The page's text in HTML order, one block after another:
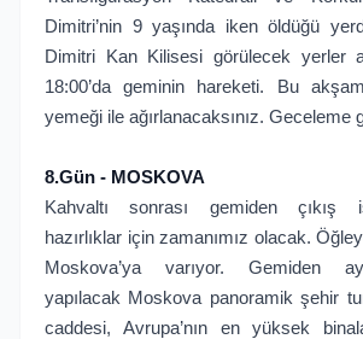
Dimitri’nin 9 yaşında iken öldüğü
Dimitri Kan Kilisesi görülecek yerler
18:00’da geminin hareketi. Bu
yemeği ile ağırlanacaksınız. Geceleme
8.Gün - MOSKOVA
Kahvaltı sonrası gemiden çıkış
hazırlıklar için zamanımız olacak.
Moskova’ya varıyor. Gemiden
yapılacak Moskova panoramik şehir
caddesi, Avrupa’nın en yüksek